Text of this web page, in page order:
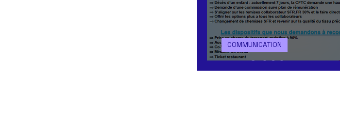
N.A.O 2021
COMMUNICATION